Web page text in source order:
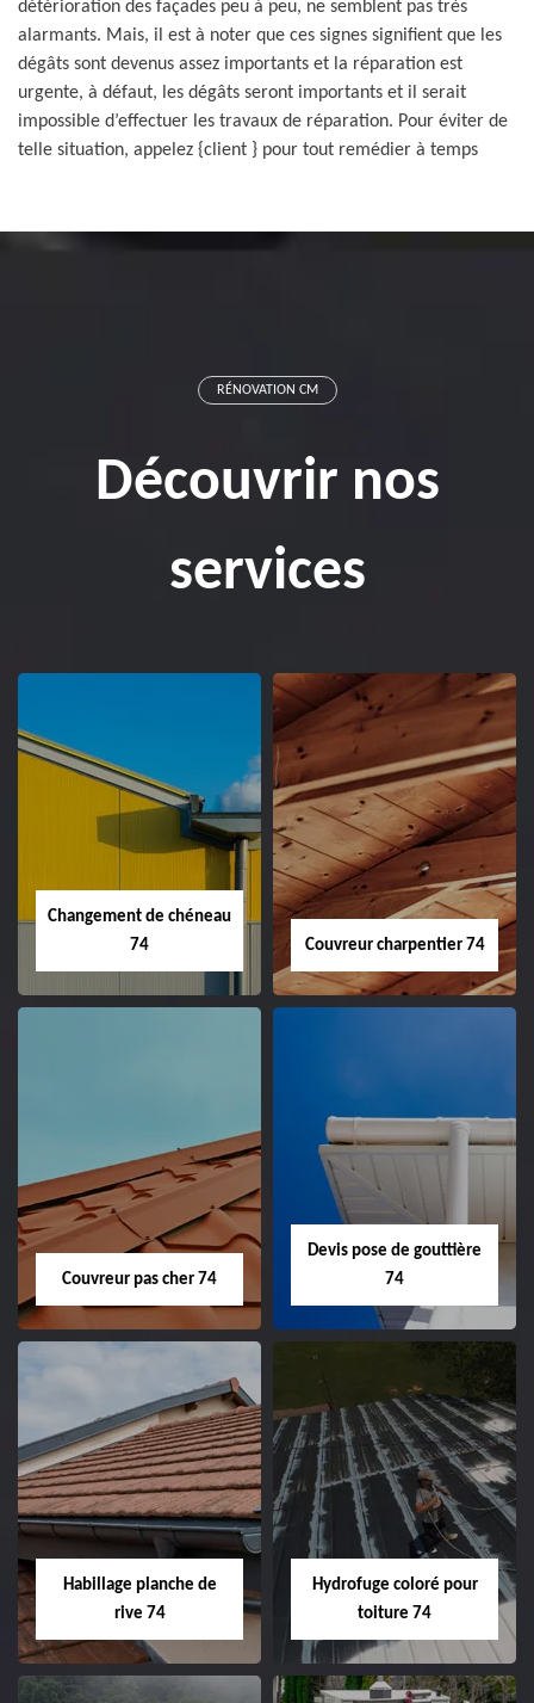
détérioration des façades peu à peu, ne semblent pas très
alarmants. Mais, il est à noter que ces signes signifient que les
dégâts sont devenus assez importants et la réparation est
urgente, à défaut, les dégâts seront importants et il serait
impossible d’effectuer les travaux de réparation. Pour éviter de
telle situation, appelez {client } pour tout remédier à temps
RÉNOVATION CM
Découvrir nos
services
Changement de chéneau
74
Couvreur charpentier 74
Couvreur pas cher 74
Devis pose de gouttière
74
Habillage planche de
rive 74
Hydrofuge coloré pour
toiture 74